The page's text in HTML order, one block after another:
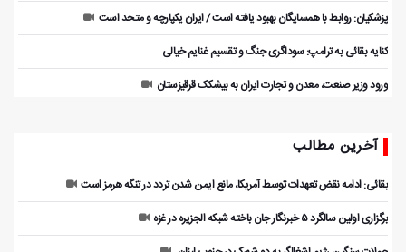
پزشکیان: روابط با همسایگان بهبود یافته است / ایران یکپارچه و متحد است
کنایه بقائی به ترامپ: سوداگری جنگ و تقسیم غنایم خیالی
ورود وزیر صنعت، معدن و تجارت ایران به بیشکک قرقیزستان
آخرین مطالب
بقائی: ادامه نقض‌ تعهدات توسط آمریکا، مانع ایمن شدن تردد در تنگه هرمز است
برگزاری اولین سالگرد ۵ خبرنگار جان باخته شبکه الجزیره در غزه